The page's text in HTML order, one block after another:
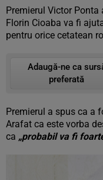
Premierul Victor
Florin Cioaba va fi
pentru orice cetatean
Adaugă-ne ca
preferată
Premierul a spus ca a
Arafat ca este vorba
ca „probabil va fi